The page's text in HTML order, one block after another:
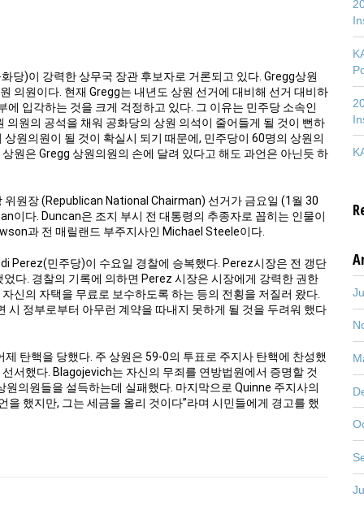
당)이 강력한 상무국 장관 후보자로 거론되고 있다. Gregg상원
의원이다. 현재 Gregg는 내년도 상원 선거에 대비해 선거 대비하
입각하는 것을 크게 걱정하고 있다. 그 이유는 민주당 소속인
원의 공석을 채워 공화당의 상원 의석이 줄어들게 될 것이 뻔하
원의원이 될 것이 확실시 되기 때문에, 민주당이 60명의 상원의
원은 Gregg 상원의원의 손에 달려 있다고 해도 과언은 아닌듯 하
원장 (Republican National Chairman) 선거가 금요일 (1월 30
이다. Duncan은 조지 부시 전 대통령의 추종자로 꼽히는 인물이
과 전 매릴랜드 부주지사인 Michael Steele이다.
Perez(민주당)이 수요일 경찰에 승복했다. Perez시장은 전 갱단
다. 경찰의 기록에 의하면 Perez 시장은 시장에게 강력한 권한
신의 자택을 무료로 보수하도록 하는 등의 전횡을 저질러 왔다.
정부로부터 아무런 계약을 따내지 못하게 될 것을 두려워 했다
탄핵을 당했다. 주 상원은 59-0의 투표로 주지사 탄핵에 찬성했
서했다. Blagojevich는 자신의 무죄를 연방법원에서 증명할 것
의원들을 설득하는데 실패했다. 마지막으로 Quinne 주지사의
했지만, 그는 세금을 올리 것이다”라며 시민들에게 경고를 했